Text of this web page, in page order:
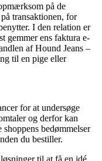
på de
transaktionen, for
I den relation er
gemmer ens faktura e-
af Hound Jeans –
til en pige eller
for at undersøge
og derfor kan
bedømmelser
du bestiller.
til at få en idé